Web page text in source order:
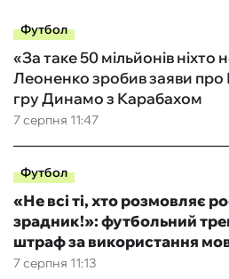
Футбол
7 серпня 11:47
«За таке 50 мільйонів ніхто
Леоненко зробив заяви
гру Динамо з Карабахом
Футбол
7 серпня 11:13
«Не всі ті, хто розмовляє
зрадник!»: футбольний
штраф за використання